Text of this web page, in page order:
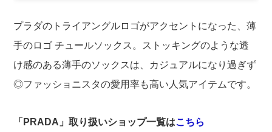
プラダのトライアングルロゴがアクセントになった、薄
手のロゴ チュールソックス。 ストッキングのような透
け感のある薄手のソックスは、カジュアルになり過ぎず
◎ファッショニスタの愛用率も高い人気アイテムです。
「PRADA」取り扱いショップ一覧はこちら